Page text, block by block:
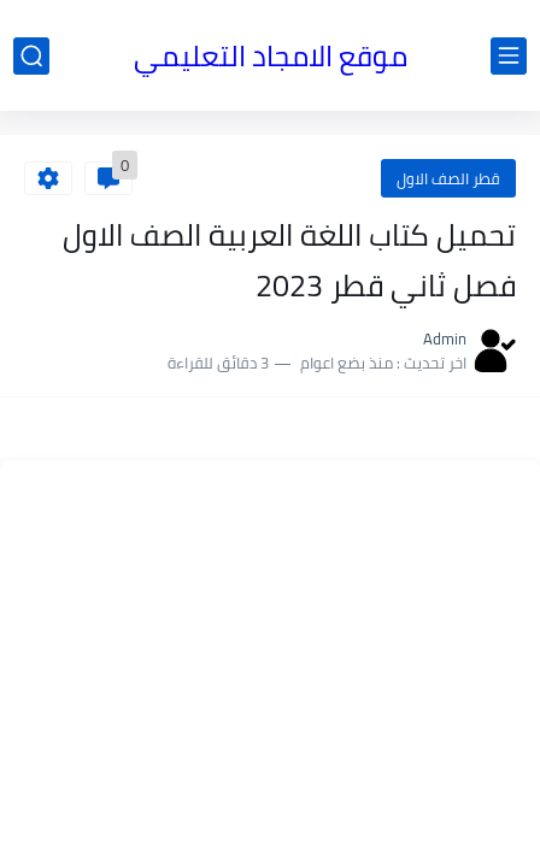
موقع الامجاد التعليمي
قطر الصف الاول 0
تحميل كتاب اللغة العربية الصف الاول
فصل ثاني قطر 2023
Admin
اخر تحديث :منذ بضع اعوام 3 دقائق للقراءة